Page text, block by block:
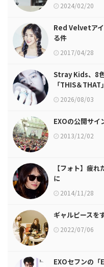
2024/02/20
Red Velvetアイ
る件
2017/04/28
Stray Kids、8
「THIS＆
2026/08/03
EXOの公開サイ
2013/12/02
【フォト】疲
に
2014/11/28
ギャルピースを
2022/07/06
EXOセフンの「